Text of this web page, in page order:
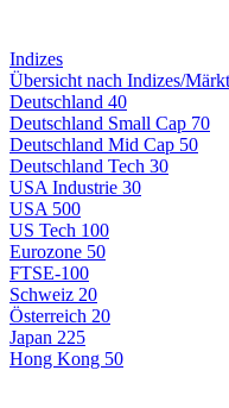
Indizes
Übersicht nach Indizes/
Deutschland 40
Deutschland Small Cap 70
Deutschland Mid Cap 50
Deutschland Tech 30
USA Industrie 30
USA 500
US Tech 100
Eurozone 50
FTSE-100
Schweiz 20
Österreich 20
Japan 225
Hong Kong 50